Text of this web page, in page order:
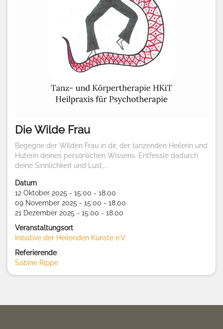
Die Wilde Frau
Begegne der Wilden Frau in dir, der tanzenden Heilerin und
Hüterin deines persönlichen Wissens. Entfessle dadurch
deine Sinnlichkeit und Lust,...
Datum
12 Oktober 2025 - 15:00 - 18:00
09 November 2025 - 15:00 - 18:00
21 Dezember 2025 - 15:00 - 18:00
Veranstaltungsort
Initiative der Heilenden Künste e.V.
Referierende
Sabine Rippe